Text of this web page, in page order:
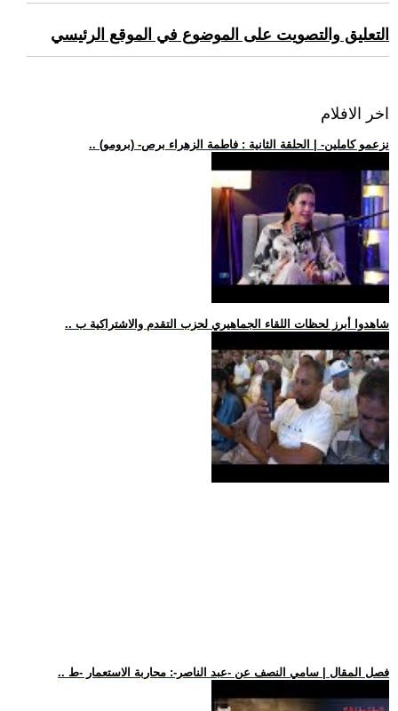
التعليق والتصويت على الموضوع في الموقع الرئيسي
اخر الافلام
.. (برومو) -نزعمو كاملين- | الحلقة الثانية : فاطمة الزهراء برص
.. شاهدوا أبرز لحظات اللقاء الجماهيري لحزب التقدم والاشتراكية ب
.. فصل المقال | سامي النصف عن -عبد الناصر-: محاربة الاستعمار -ط